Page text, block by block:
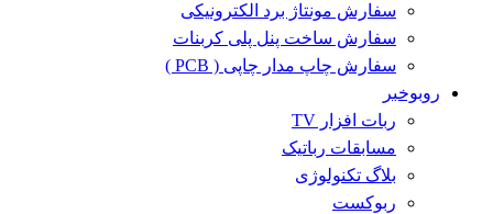
سفارش مونتاژ برد الکترونیکی
سفارش ساخت پنل پلی کربنات
سفارش چاپ مدار چاپی ( PCB )
روبوخبر
ربات افزار TV
مسابقات رباتیک
بلاگ تکنولوژی
ربوکست